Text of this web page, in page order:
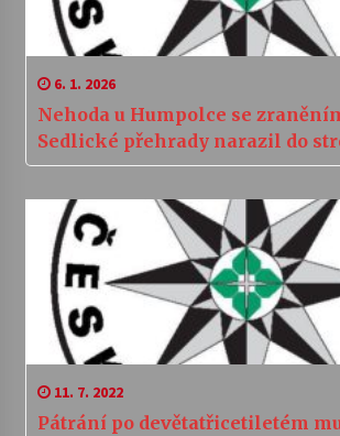
6. 1. 2026
Nehoda u Humpolce se
Sedlické přehrady narazil do
11. 7. 2022
Pátrání po devětatřicetiletém